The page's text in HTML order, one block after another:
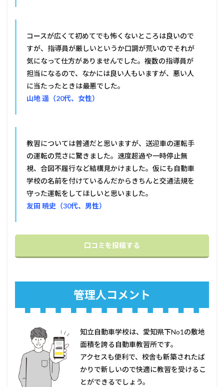
コースが広くて初めてでも怖くないところは良いので
すが、指導員が厳しいというか口調が荒いのでそれが
気になって仕方がありませんでした。複数の指導員が
担当になるので、なかには良い人もいますが、悪い人
に当たったときは最悪でした。
山地 遥（20代、女性）
教習については普通だと思いますが、送迎車の運転手
の運転の荒さに驚きました。速度超過や一時停止無
視、合図不履行など結構見かけました。仮にも自動車
学校の名前を付けているんだからきちんと交通法規を
守った運転をしてほしいと思いました。
友田 暁史（30代、男性）
口コミを投稿する
管理人コメント
知立自動車学校は、愛知県下No1の敷地
面積を誇る自動車教習所です。
アクセスも便利で、校舎も新築されたば
かりで新しいので快適に教習を受けるこ
とができるでしょう。